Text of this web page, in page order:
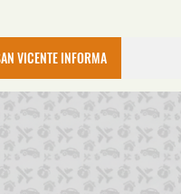
VICENTE INFORMA